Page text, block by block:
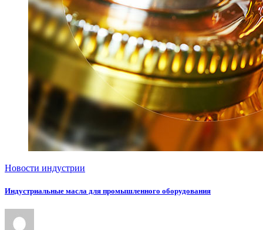
Новости индустрии
Индустриальные масла для промышленного оборудования